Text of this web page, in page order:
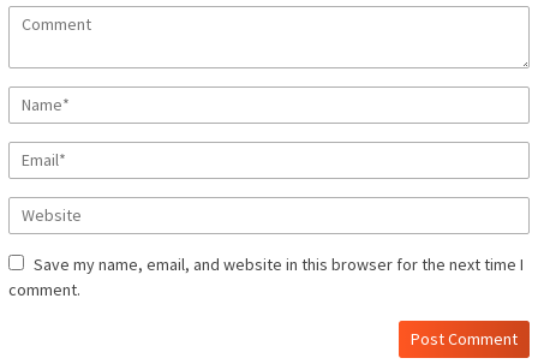
Save my name, email, and website in this browser for the next time I
comment.